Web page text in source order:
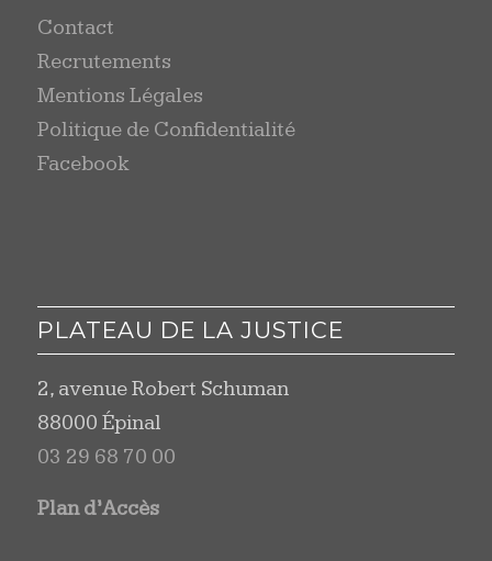
Contact
Recrutements
Mentions Légales
Politique de Confidentialité
Facebook
PLATEAU DE LA JUSTICE
2, avenue Robert Schuman
88000 Épinal
03 29 68 70 00
Plan d’Accès